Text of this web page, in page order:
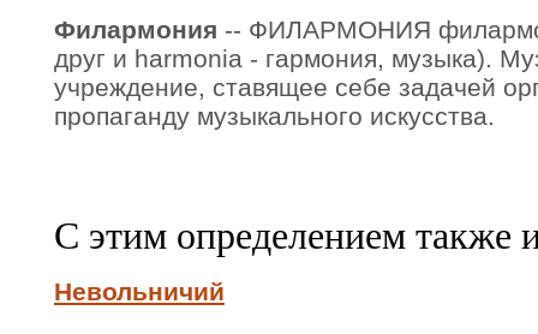
Филармония -- ФИЛАРМОНИЯ
друг и harmonia - гармония, музыка).
учреждение, ставящее себе задачей
пропаганду музыкального искусства.
С этим определением также
Невольничий